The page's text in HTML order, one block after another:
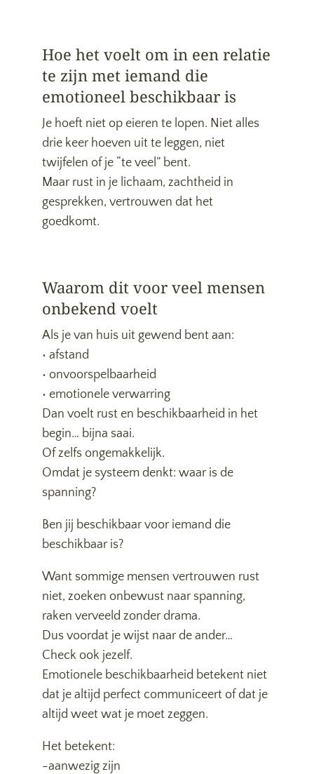
Hoe het voelt om in een relatie
te zijn met iemand die
emotioneel beschikbaar is
Je hoeft niet op eieren te lopen. Niet alles
drie keer hoeven uit te leggen, niet
twijfelen of je “te veel” bent.
Maar rust in je lichaam, zachtheid in
gesprekken, vertrouwen dat het
goedkomt.
Waarom dit voor veel mensen
onbekend voelt
Als je van huis uit gewend bent aan:
• afstand
• onvoorspelbaarheid
• emotionele verwarring
Dan voelt rust en beschikbaarheid in het
begin… bijna saai.
Of zelfs ongemakkelijk.
Omdat je systeem denkt: waar is de
spanning?
Ben jij beschikbaar voor iemand die
beschikbaar is?
Want sommige mensen vertrouwen rust
niet, zoeken onbewust naar spanning,
raken verveeld zonder drama.
Dus voordat je wijst naar de ander…
Check ook jezelf.
Emotionele beschikbaarheid betekent niet
dat je altijd perfect communiceert of dat je
altijd weet wat je moet zeggen.
Het betekent:
-aanwezig zijn